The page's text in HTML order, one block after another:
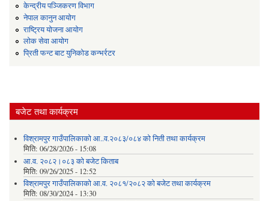
केन्द्रीय पञ्जिकरण विभाग
नेपाल कानुन आयोग
राष्ट्रिय योजना आयोग
लोक सेवा आयोग
प्रिती फन्ट बाट युनिकोड कन्भर्रटर
बजेट तथा कार्यक्रम
विश्रामपुर गाउँपालिकाको आ..व.२०८३/०८४ को निती तथा कार्यक्रम
मिति: 06/28/2026 - 15:08
आ.व. २०८२।०८३ को बजेट किताब
मिति: 09/26/2025 - 12:52
विश्रामपुर गाउँपालिकाको आ.व. २०८१/२०८२ को बजेट तथा कार्यक्रम
मिति: 08/30/2024 - 13:30